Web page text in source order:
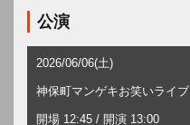
公演
2026/06/06(土)
神保町マンゲキお笑いライブ
開場 12:45 / 開演 13:00